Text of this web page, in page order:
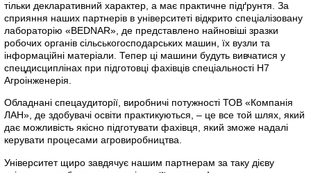
тільки декларативний характер, а має практичне підґрунтя. За
сприяння наших партнерів в університеті відкрито спеціалізовану
лабораторію «BEDNAR», де представлено найновіші зразки
робочих органів сільськогосподарських машин, їх вузли та
інформаційні матеріали. Тепер ці машини будуть вивчатися у
спецдисциплінах при підготовці фахівців спеціальності H7
Агроінженерія.
Обладнані спецаудиторії, виробничі потужності ТОВ «Компанія
ЛАН», де здобувачі освіти практикуються, – це все той шлях, який
дає можливість якісно підготувати фахівця, який зможе надалі
керувати процесами агровиробництва.
Університет щиро завдячує нашим партнерам за таку дієву